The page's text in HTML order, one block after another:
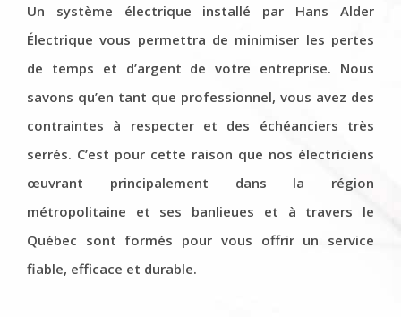
Un système électrique installé par Hans Alder
Électrique vous permettra de minimiser les pertes
de temps et d’argent de votre entreprise. Nous
savons qu’en tant que professionnel, vous avez des
contraintes à respecter et des échéanciers très
serrés. C’est pour cette raison que nos électriciens
œuvrant principalement dans la région
métropolitaine et ses banlieues et à travers le
Québec sont formés pour vous offrir un service
fiable, efficace et durable.